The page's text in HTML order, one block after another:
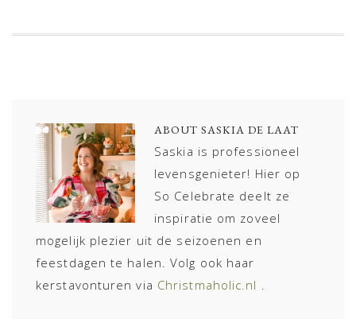
ABOUT SASKIA DE LAAT
Saskia is professioneel
levensgenieter! Hier op
So Celebrate deelt ze
inspiratie om zoveel
mogelijk plezier uit de seizoenen en
feestdagen te halen. Volg ook haar
kerstavonturen via Christmaholic.nl